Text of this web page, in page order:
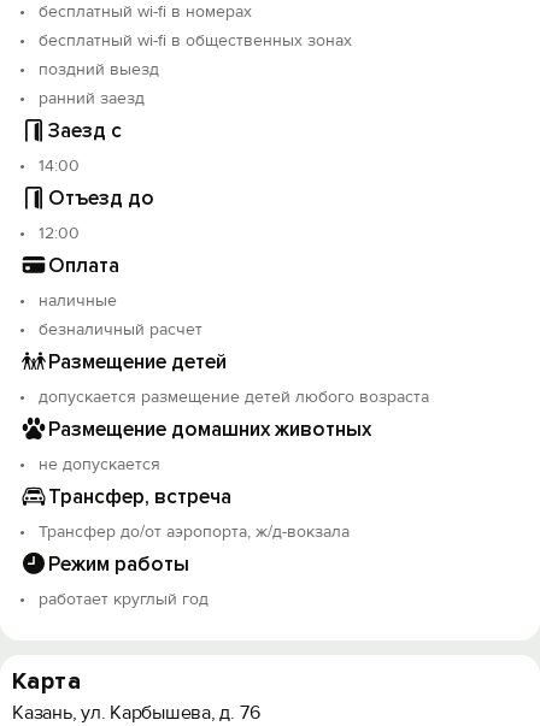
бесплатный wi-fi в номерах
бесплатный wi-fi в общественных зонах
поздний выезд
ранний заезд
Заезд с
14:00
Отъезд до
12:00
Оплата
наличные
безналичный расчет
Размещение детей
допускается размещение детей любого возраста
Размещение домашних животных
не допускается
Трансфер, встреча
Трансфер до/от аэропорта, ж/д-вокзала
Режим работы
работает круглый год
Карта
Казань, ул. Карбышева, д. 76